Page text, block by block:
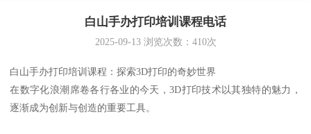
白山手办打印培训课程电话
2025-09-13浏览次数： 410次
白山手办打印培训课程：探索3D打印的奇妙世界
在数字化浪潮席卷各行各业的今天，3D打印技术以其独特的魅力，
逐渐成为创新与创造的重要工具。